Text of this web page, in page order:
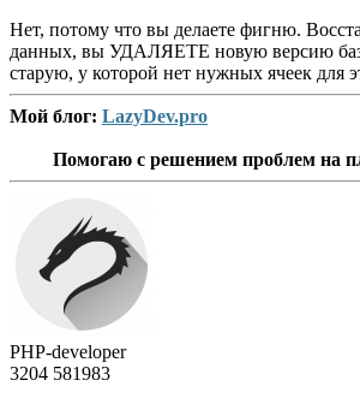
Нет, потому что вы делаете фигню.
данных, вы УДАЛЯЕТЕ новую версию
старую, у которой нет нужных ячеек для
Мой блог: LazyDev.pro
Помогаю с решением проблем на
PHP-developer
3204 581983